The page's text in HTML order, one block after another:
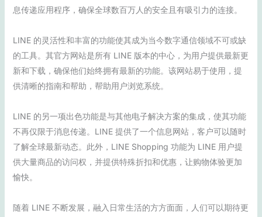
息传递应用程序，确保全球数百万人的安全且有吸引力的连接。
LINE 的灵活性和丰富的功能使其成为当今数字通信领域不可或缺
的工具。其官方网站是所有 LINE 版本的中心，为用户提供最新更
新和下载，确保他们始终拥有最新的功能。该网站易于使用，提
供清晰的指南和帮助，帮助用户浏览系统。
LINE 的另一项出色功能是与其他电子解决方案的集成，使其功能
不再仅限于消息传递。LINE 提供了一个信息网站，客户可以随时
了解全球最新动态。此外，LINE Shopping 功能为 LINE 用户提
供大量商品的访问权，并提供特殊折扣和优惠，让购物体验更加
愉快。
随着 LINE 不断发展，融入日常生活的方方面面，人们可以期待更